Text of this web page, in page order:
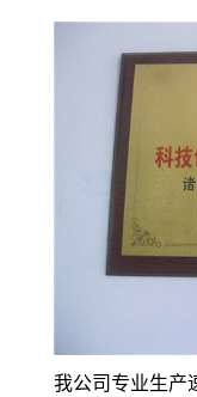
我公司专业生产